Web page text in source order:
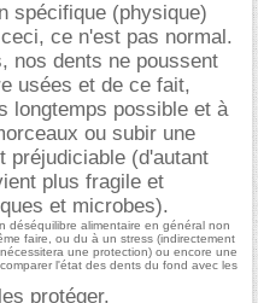
spécifique (physique)
ce n'est pas normal.
nos dents ne poussent
usées et de ce fait,
longtemps possible et à
ou subir une
préjudiciable (d'autant
plus fragile et
et microbes).
déséquilibre alimentaire en général non
faire, ou du à un stress (indirectement
une protection) ou encore une
l'état des dents du fond avec les
protéger.